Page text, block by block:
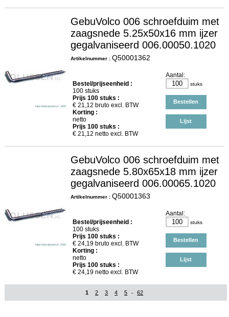
GebuVolco 006 schroefduim met
zaagsnede 5.25x50x16 mm ijzer
gegalvaniseerd 006.00050.1020
Artikelnummer : Q50001362
Bestel/prijseenheid :
100 stuks
Prijs 100stuks :
€ 21,12 bruto excl. BTW
Korting :
netto
Prijs 100stuks :
€ 21,12 netto excl. BTW
Aantal:
stuks
Bestellen
Lijst
GebuVolco 006 schroefduim met
zaagsnede 5.80x65x18 mm ijzer
gegalvaniseerd 006.00065.1020
Artikelnummer : Q50001363
Bestel/prijseenheid :
100 stuks
Prijs 100stuks :
€ 24,19bruto excl. BTW
Korting :
netto
Prijs 100stuks :
€ 24,19netto excl. BTW
Aantal:
stuks
Bestellen
Lijst
1 2 3 4 5 - 62